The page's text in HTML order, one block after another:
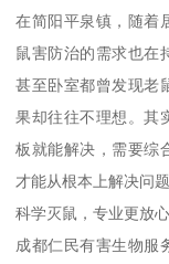
在简阳平泉镇，随着
鼠害防治的需求也在
甚至卧室都曾发现老
果却往往不理想。其
板就能解决，需要综
才能从根本上解决问题
科学灭鼠，专业更放心
成都仁民有害生物服